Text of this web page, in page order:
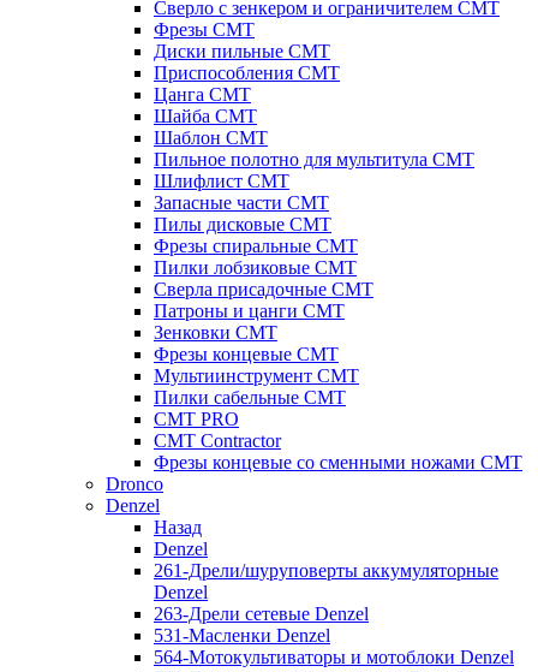
Сверло с зенкером и ограничителем CMT
Фрезы CMT
Диски пильные CMT
Приспособления СМТ
Цанга CMT
Шайба CMT
Шаблон CMT
Пильное полотно для мультитула CMT
Шлифлист CMT
Запасные части CMT
Пилы дисковые CMT
Фрезы спиральные CMT
Пилки лобзиковые СМТ
Сверла присадочные СМТ
Патроны и цанги CMT
Зенковки СМТ
Фрезы концевые CMT
Мультиинструмент СМТ
Пилки сабельные СМТ
CMT PRO
CMT Contractor
Фрезы концевые со сменными ножами CMT
Dronco
Denzel
Назад
Denzel
261-Дрели/шуруповерты аккумуляторные
Denzel
263-Дрели сетевые Denzel
531-Масленки Denzel
564-Мотокультиваторы и мотоблоки Denzel